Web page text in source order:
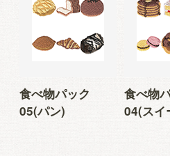
食べ物パック
05(パン)
食べ物
04(スイ